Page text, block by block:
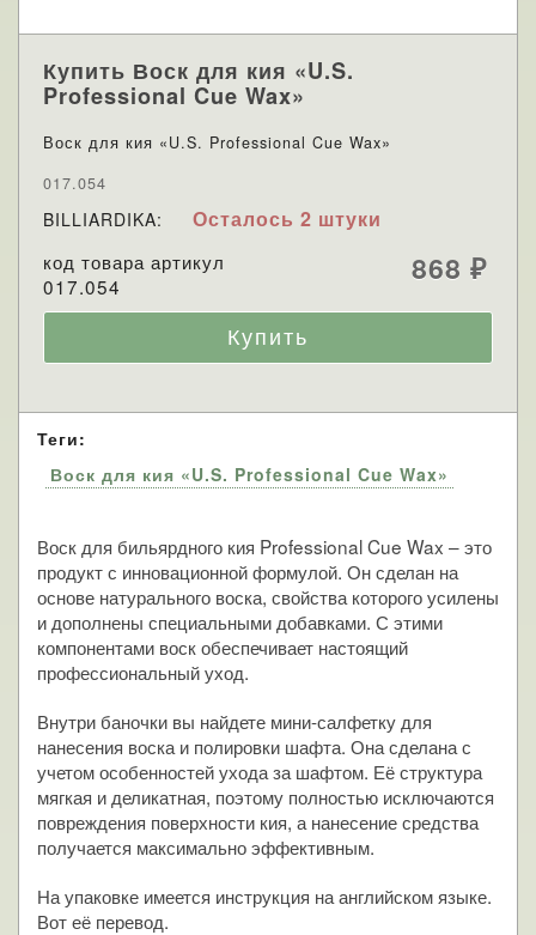
Купить Воск для кия «U.S.
Professional Cue Wax»
Воск для кия «U.S. Professional Cue Wax»
017.054
BILLIARDIKA: Осталось 2 штуки
код товара артикул
017.054
868 ₽
Теги:
Воск для кия «U.S. Professional Cue Wax»
Воск для бильярдного кия Professional Cue Wax – это
продукт с инновационной формулой. Он сделан на
основе натурального воска, свойства которого усилены
и дополнены специальными добавками. С этими
компонентами воск обеспечивает настоящий
профессиональный уход.
Внутри баночки вы найдете мини-салфетку для
нанесения воска и полировки шафта. Она сделана с
учетом особенностей ухода за шафтом. Её структура
мягкая и деликатная, поэтому полностью исключаются
повреждения поверхности кия, а нанесение средства
получается максимально эффективным.
На упаковке имеется инструкция на английском языке.
Вот её перевод.